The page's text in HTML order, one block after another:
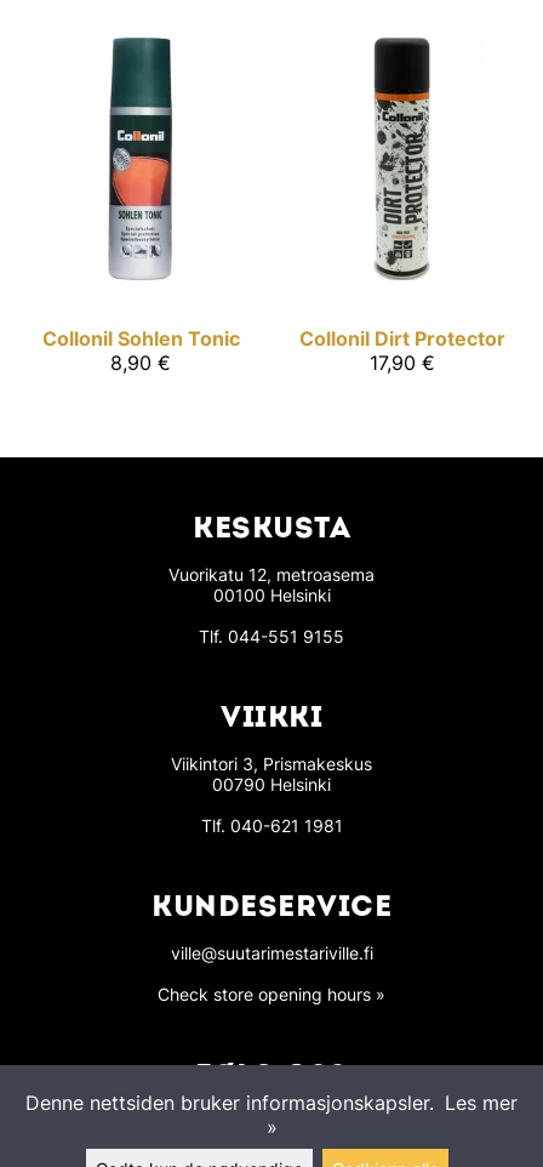
Collonil Sohlen Tonic
8,90 €
Collonil Dirt Protector
17,90 €
KESKUSTA
Vuorikatu 12, metroasema
00100 Helsinki
Tlf. 044-551 9155
VIIKKI
Viikintori 3, Prismakeskus
00790 Helsinki
Tlf. 040-621 1981
KUNDESERVICE
ville@suutarimestariville.fi
Check store opening hours »
Denne nettsiden bruker informasjonskapsler. Les mer
»